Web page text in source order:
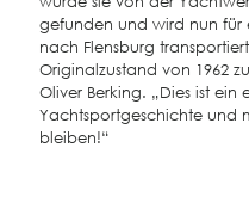
gefunden und wird nun für
nach Flensburg
Originalzustand von 1962
Oliver Berking. „Dies ist ein
Yachtsportgeschichte und
bleiben!“